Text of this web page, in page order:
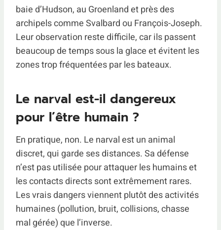
baie d’Hudson, au Groenland et près des
archipels comme Svalbard ou François-Joseph.
Leur observation reste difficile, car ils passent
beaucoup de temps sous la glace et évitent les
zones trop fréquentées par les bateaux.
Le narval est-il dangereux
pour l’être humain ?
En pratique, non. Le narval est un animal
discret, qui garde ses distances. Sa défense
n’est pas utilisée pour attaquer les humains et
les contacts directs sont extrêmement rares.
Les vrais dangers viennent plutôt des activités
humaines (pollution, bruit, collisions, chasse
mal gérée) que l’inverse.